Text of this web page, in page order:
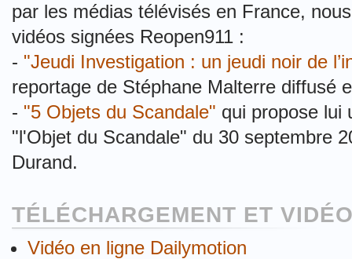
par les médias télévisés en France,
vidéos signées Reopen911 :
- "Jeudi Investigation : un jeudi noir de
reportage de Stéphane Malterre diffusé
- "5 Objets du Scandale" qui propose lui
"l'Objet du Scandale" du 30 septembre
Durand.
TÉLÉCHARGEMENT ET
Vidéo en ligne Dailymotion